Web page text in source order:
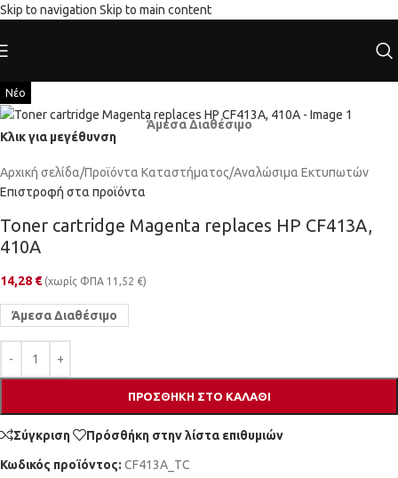
Skip to navigation Skip to main content
Νέο
Άμεσα Διαθέσιμο
Κλικ για μεγέθυνση
Αρχική σελίδα/Προϊόντα Καταστήματος/Αναλώσιμα Εκτυπωτών
Επιστροφή στα προϊόντα
Toner cartridge Magenta replaces HP CF413A,
410A
14,28 € (χωρίς ΦΠΑ 11,52 €)
Άμεσα Διαθέσιμο
ΠΡΟΣΘΉΚΗ ΣΤΟ ΚΑΛΆΘΙ
Σύγκριση Πρόσθήκη στην λίστα επιθυμιών
Κωδικός προϊόντος: CF413A_TC